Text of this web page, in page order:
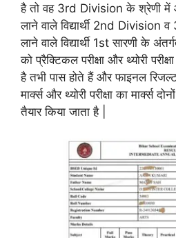
है तो वह 3rd Division के श्रेणी
लाने वाले विद्यार्थी 2nd
लाने वाले विद्यार्थी 1st सारणी के
को प्रैक्टिकल परीक्षा और थ्योरी
है तभी पास होते हैं और फाइनल
मार्क्स और थ्योरी परीक्षा का मार्क्स
तैयार किया जाता है |